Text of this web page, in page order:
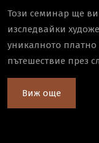
Този семинар ще ви
изследвайки
уникалното платно
пътешествие през
Виж още